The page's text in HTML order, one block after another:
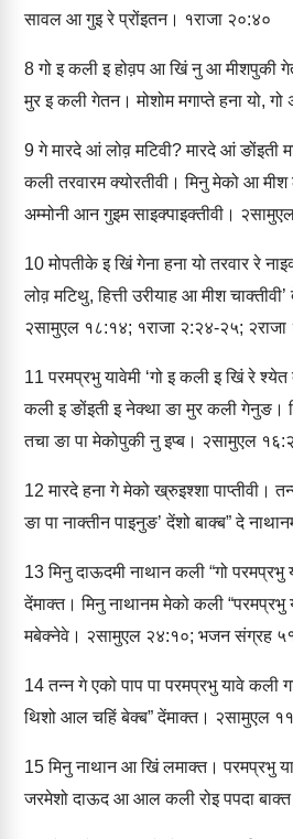
सावल आ गुइ रे प्रोंइतन। १राजा २०:४०
8गो इ कली इ होव़प आ खिं नु आ मीशपुकी
मुर इ कली गेतन। मोशोम मगाप्‍ते हना यो,
9गे मारदे आं लोव़ मटिवी? मारदे आं ङोंइती
कली तरवारम क्‍योरतीवी। मिनु मेको आ
अम्‍मोनी आन गुइम साइक्‍पाइक्‍तीवी।
10मोपतीके इ खिं गेना हना यो तरवार रे
लोव़ मटिथु, हित्ती उरीयाह आ मीश
२सामुएल १८:१४; १राजा २:२४-२५; २राजा
11 परमप्रभु यावेमी ‘गो इ कली इ खिं रे
कली इ ङोंइती इ नेक्‍था ङा मुर कली गेनुङ।
तचा ङा पा मेकोपुकी नु इप्‍ब। २सामुएल
12 मारदे हना गे मेको ख्रुइश्‍शा पाप्‍तीवी।
ङा पा नाक्‍तीन पाइ‍नुङ’ देंशो बाक्‍ब” दे
13मिनु दाऊदमी नाथान कली “गो परमप्रभु
देंमाक्‍त। मिनु नाथानम मेको कली “परमप्रभु
मबेक्‍नेवे। २सामुएल २४:१०; भजन संग्रह
14तन्‍न गे एको पाप पा परमप्रभु यावे कली
थिशो आल चहिं बेक्‍ब” देंमाक्‍त। २सामुएल
15मिनु नाथान आ खिं लमाक्‍त। परमप्रभु
जरमेशो दाऊद आ आल कली रोइ पपदा